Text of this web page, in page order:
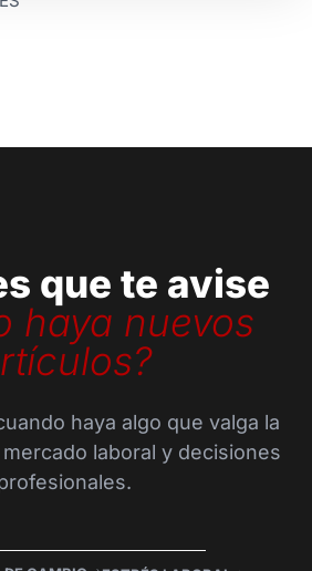
que te avise
haya nuevos
haya algo que valga la
laboral y decisiones